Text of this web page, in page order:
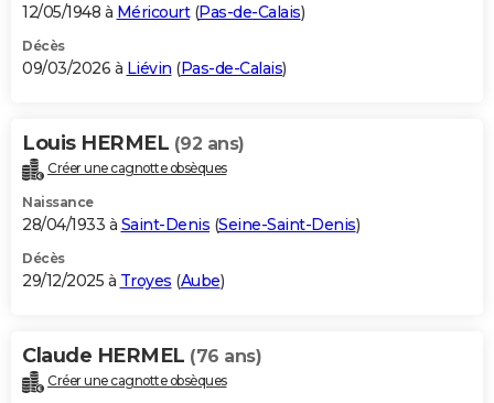
12/05/1948 à Méricourt(Pas-de-Calais)
Décès
09/03/2026 à Liévin (Pas-de-Calais)
Louis HERMEL (92 ans)
Créer une cagnotte obsèques
Naissance
28/04/1933 à Saint-Denis (Seine-Saint-Denis)
Décès
29/12/2025 à Troyes (Aube)
Claude HERMEL (76 ans)
Créer une cagnotte obsèques